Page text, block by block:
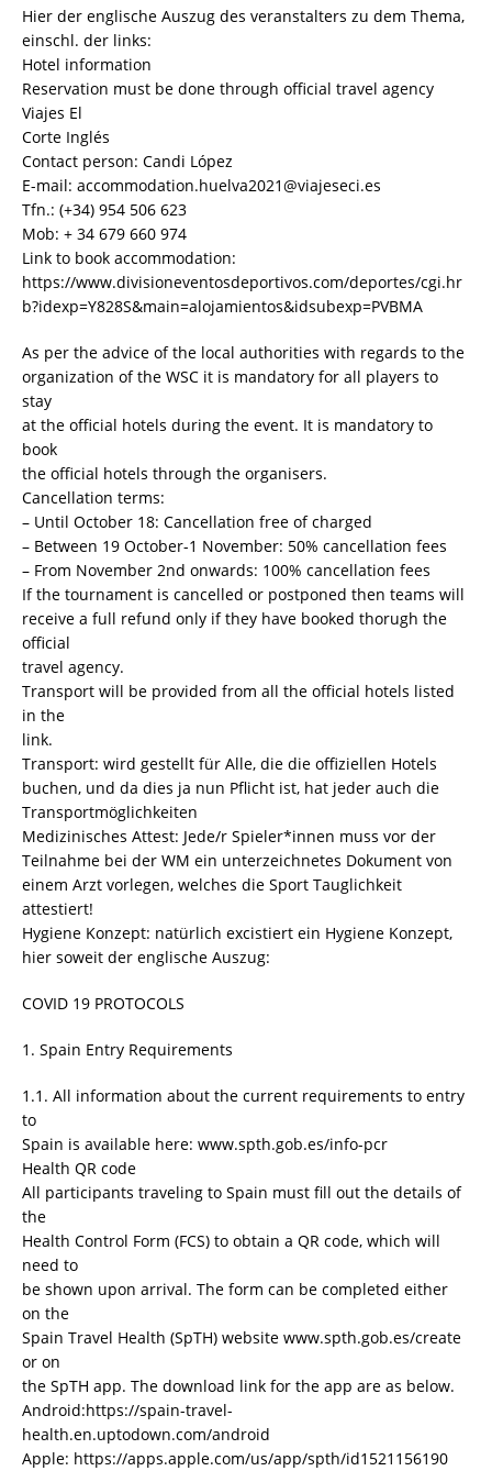
Hier der englische Auszug des veranstalters zu dem Thema,
einschl. der links:
Hotel information
Reservation must be done through official travel agency
Viajes El
Corte Inglés
Contact person: Candi López
E-mail: accommodation.huelva2021@viajeseci.es
Tfn.: (+34) 954 506 623
Mob: + 34 679 660 974
Link to book accommodation:
https://www.divisioneventosdeportivos.com/deportes/cgi.hr
b?idexp=Y828S&main=alojamientos&idsubexp=PVBMA
As per the advice of the local authorities with regards to the
organization of the WSC it is mandatory for all players to
stay
at the official hotels during the event. It is mandatory to
book
the official hotels through the organisers.
Cancellation terms:
– Until October 18: Cancellation free of charged
– Between 19 October-1 November: 50% cancellation fees
– From November 2nd onwards: 100% cancellation fees
If the tournament is cancelled or postponed then teams will
receive a full refund only if they have booked thorugh the
official
travel agency.
Transport will be provided from all the official hotels listed
in the
link.
Transport: wird gestellt für Alle, die die offiziellen Hotels
buchen, und da dies ja nun Pflicht ist, hat jeder auch die
Transportmöglichkeiten
Medizinisches Attest: Jede/r Spieler*innen muss vor der
Teilnahme bei der WM ein unterzeichnetes Dokument von
einem Arzt vorlegen, welches die Sport Tauglichkeit
attestiert!
Hygiene Konzept: natürlich excistiert ein Hygiene Konzept,
hier soweit der englische Auszug:
COVID 19 PROTOCOLS
1. Spain Entry Requirements
1.1. All information about the current requirements to entry
to
Spain is available here: www.spth.gob.es/info-pcr
Health QR code
All participants traveling to Spain must fill out the details of
the
Health Control Form (FCS) to obtain a QR code, which will
need to
be shown upon arrival. The form can be completed either
on the
Spain Travel Health (SpTH) website www.spth.gob.es/create
or on
the SpTH app. The download link for the app are as below.
Android:https://spain-travel-
health.en.uptodown.com/android
Apple: https://apps.apple.com/us/app/spth/id1521156190